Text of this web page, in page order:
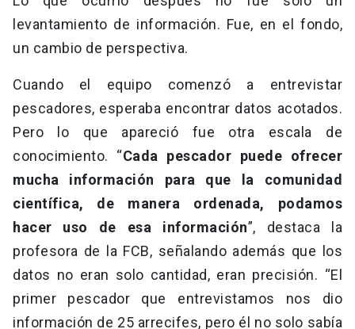
levantamiento de información. Fue, en el fondo,
un cambio de perspectiva.
Cuando el equipo comenzó a entrevistar
pescadores, esperaba encontrar datos acotados.
Pero lo que apareció fue otra escala de
conocimiento. “Cada pescador puede ofrecer
mucha información para que la comunidad
científica, de manera ordenada, podamos
hacer uso de esa información”, destaca la
profesora de la FCB, señalando además que los
datos no eran solo cantidad, eran precisión. “El
primer pescador que entrevistamos nos dio
información de 25 arrecifes, pero él no solo sabía